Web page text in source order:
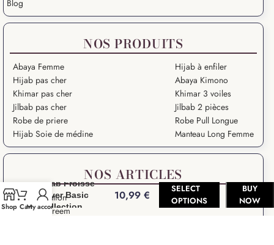
Blog
NOS PRODUITS
Abaya Femme
Hijab pas cher
Khimar pas cher
Jilbab pas cher
Robe de priere
Hijab Soie de médine
Hijab à enfiler
Abaya Kimono
Khimar 3 voiles
Jilbab 2 pièces
Robe Pull Longue
Manteau Long Femme
NOS ARTICLES
Grande Ablution
Ramadan Kareem
Shop CartMy account
Hijab Froissé
Silver Basic
Collection
10,99 €
SELECT
OPTIONS
BUY
NOW